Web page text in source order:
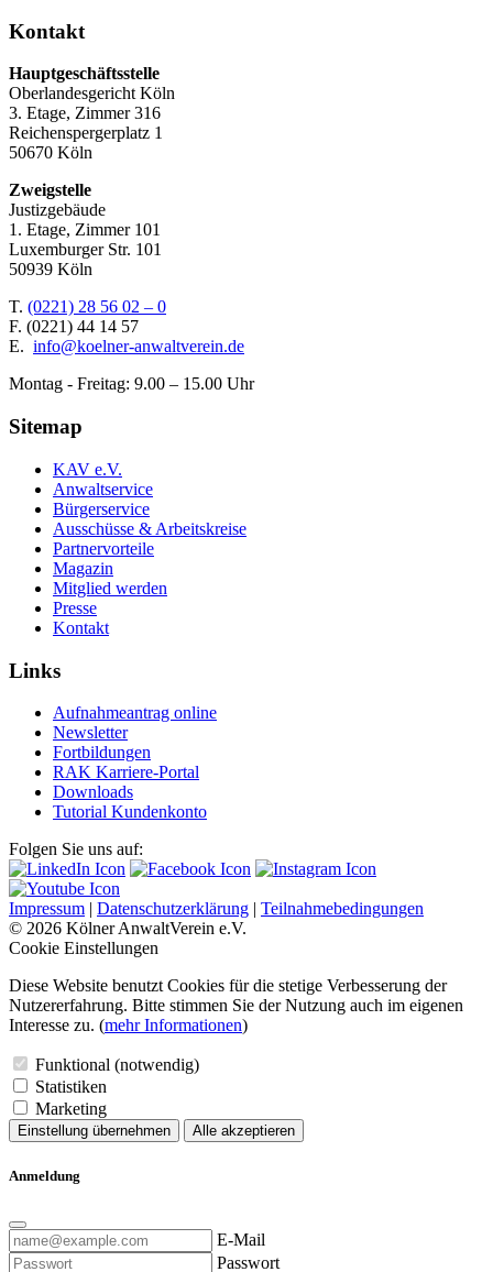
Kontakt
Hauptgeschäftsstelle
Oberlandesgericht Köln
3. Etage, Zimmer 316
Reichenspergerplatz 1
50670 Köln
Zweigstelle
Justizgebäude
1. Etage, Zimmer 101
Luxemburger Str. 101
50939 Köln
T. (0221) 28 56 02 – 0
F. (0221) 44 14 57
E. info@koelner-anwaltverein.de
Montag - Freitag: 9.00 – 15.00 Uhr
Sitemap
KAV e.V.
Anwaltservice
Bürgerservice
Ausschüsse & Arbeitskreise
Partnervorteile
Magazin
Mitglied werden
Presse
Kontakt
Links
Aufnahmeantrag online
Newsletter
Fortbildungen
RAK Karriere-Portal
Downloads
Tutorial Kundenkonto
Folgen Sie uns auf:
Impressum | Datenschutzerklärung | Teilnahmebedingungen
© 2026 Kölner AnwaltVerein e.V.
Cookie Einstellungen
Diese Website benutzt Cookies für die stetige Verbesserung der
Nutzererfahrung. Bitte stimmen Sie der Nutzung auch im eigenen
Interesse zu. (mehr Informationen)
Funktional (notwendig)
Statistiken
Marketing
Einstellung übernehmen Alle akzeptieren
Anmeldung
E-Mail
Passwort